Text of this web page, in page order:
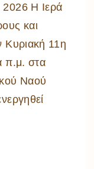
Η Ιερά
και
Κυριακή 11η
π.μ. στα
Ναού